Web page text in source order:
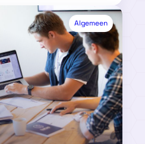
Algemeen